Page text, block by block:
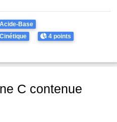
Acide-Base
Cinétique Points
4 points
C contenue